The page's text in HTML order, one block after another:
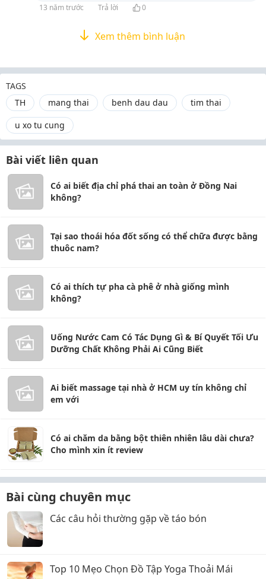
13 năm trước Trả lời 0
Xem thêm bình luận
TAGS
TH
mang thai benh dau dau
tim thai
u xo tu cung
Bài viết liên quan
Có ai biết địa chỉ phá thai an toàn ở Đồng Nai
không?
Tại sao thoái hóa đốt sống có thể chữa được bằng
thuôc nam?
Có ai thích tự pha cà phê ở nhà giống mình
không?
Uống Nước Cam Có Tác Dụng Gì & Bí Quyết Tối Ưu
Dưỡng Chất Không Phải Ai Cũng Biết
Ai biết massage tại nhà ở HCM uy tín không chỉ
em với
Có ai chăm da bằng bột thiên nhiên lâu dài chưa?
Cho mình xin ít review
Bài cùng chuyên mục
Các câu hỏi thường gặp về táo bón
Top 10 Mẹo Chọn Đồ Tập Yoga Thoải Mái